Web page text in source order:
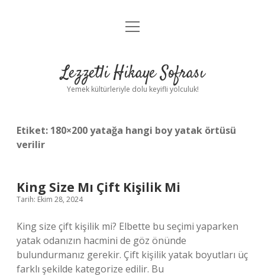
Anasayfa
Yasal Uyarı
menüyü
Lezzetli Hikaye Sofrası
Yemek kültürleriyle dolu keyifli yolculuk!
Etiket: 180×200 yatağa hangi boy yatak örtüsü
verilir
King Size Mı Çift Kişilik Mi
Tarih: Ekim 28, 2024
King size çift kişilik mi? Elbette bu seçimi yaparken
yatak odanızın hacmini de göz önünde
bulundurmanız gerekir. Çift kişilik yatak boyutları üç
farklı şekilde kategorize edilir. Bu